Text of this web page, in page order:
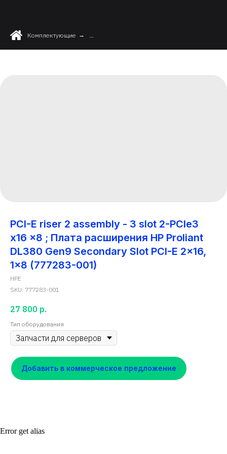
Комплектующие → ...
PCI-E riser 2 assembly - 3 slot 2-PCIe3
x16 x8 ; Плата расширения HP Proliant
DL380 Gen9 Secondary Slot PCI-E 2x16,
1x8 (777283-001)
HPE
SKU: 777283-001
27 800 р.
Тип оборудования
Добавить в коммерческое предложение
Error get alias